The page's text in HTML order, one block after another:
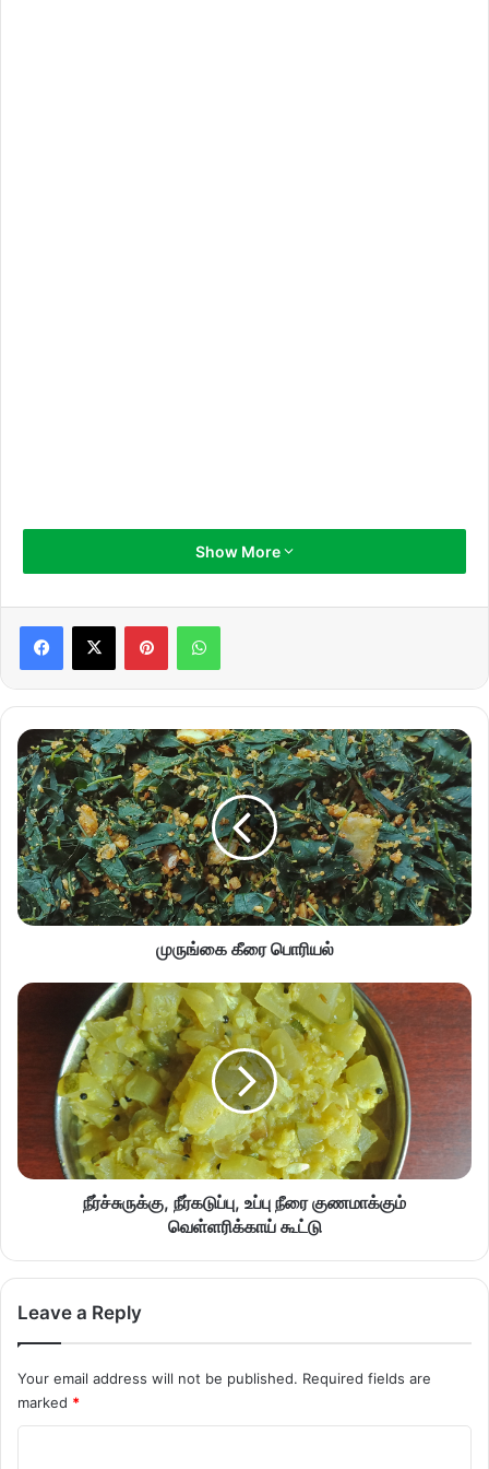
Show More
முருங்கை கீரை பொரியல்
நீர்ச்சுருக்கு, நீர்கடுப்பு, உப்பு நீரை குணமாக்கும்
வெள்ளரிக்காய் கூட்டு
Leave a Reply
Your email address will not be published. Required fields are
marked *